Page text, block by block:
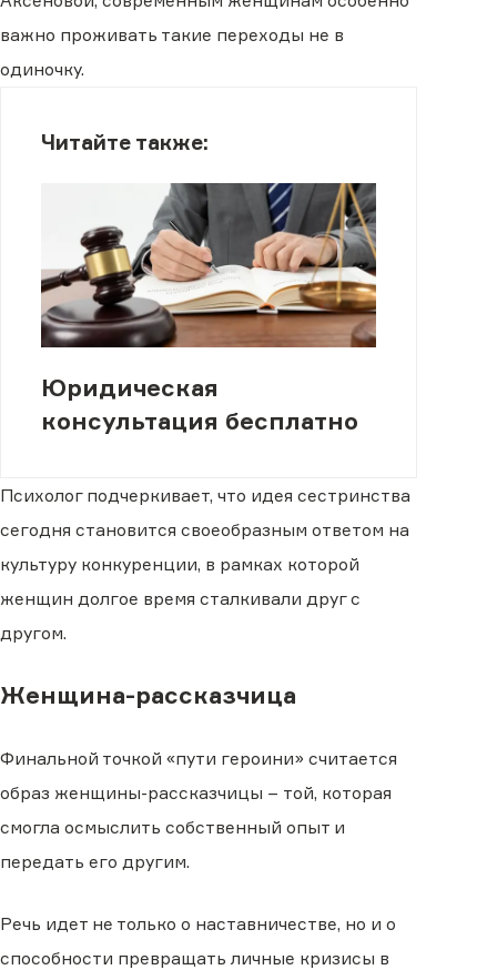
важно проживать такие переходы не в
одиночку.
Читайте также:
Юридическая
консультация бесплатно
Психолог подчеркивает, что идея сестринства
сегодня становится своеобразным ответом на
культуру конкуренции, в рамках которой
женщин долгое время сталкивали друг с
другом.
Женщина-рассказчица
Финальной точкой «пути героини» считается
образ женщины-рассказчицы − той, которая
смогла осмыслить собственный опыт и
передать его другим.
Речь идет не только о наставничестве, но и о
способности превращать личные кризисы в